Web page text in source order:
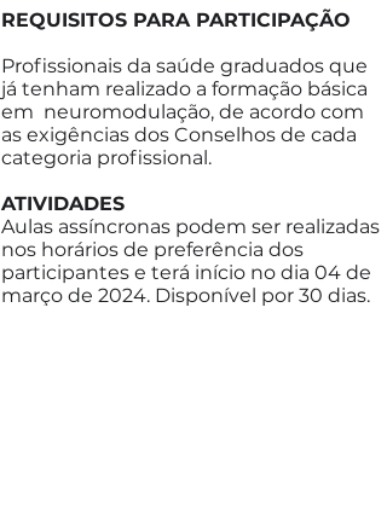
REQUISITOS PARA PARTICIPAÇÃO
Profissionais da saúde graduados que
já tenham realizado a formação básica
em neuromodulação, de acordo com
as exigências dos Conselhos de cada
categoria profissional.
ATIVIDADES​
Aulas assíncronas podem ser realizadas
nos horários de preferência dos
participantes e terá início no dia 04 de
março de 2024. Disponível por 30 dias.